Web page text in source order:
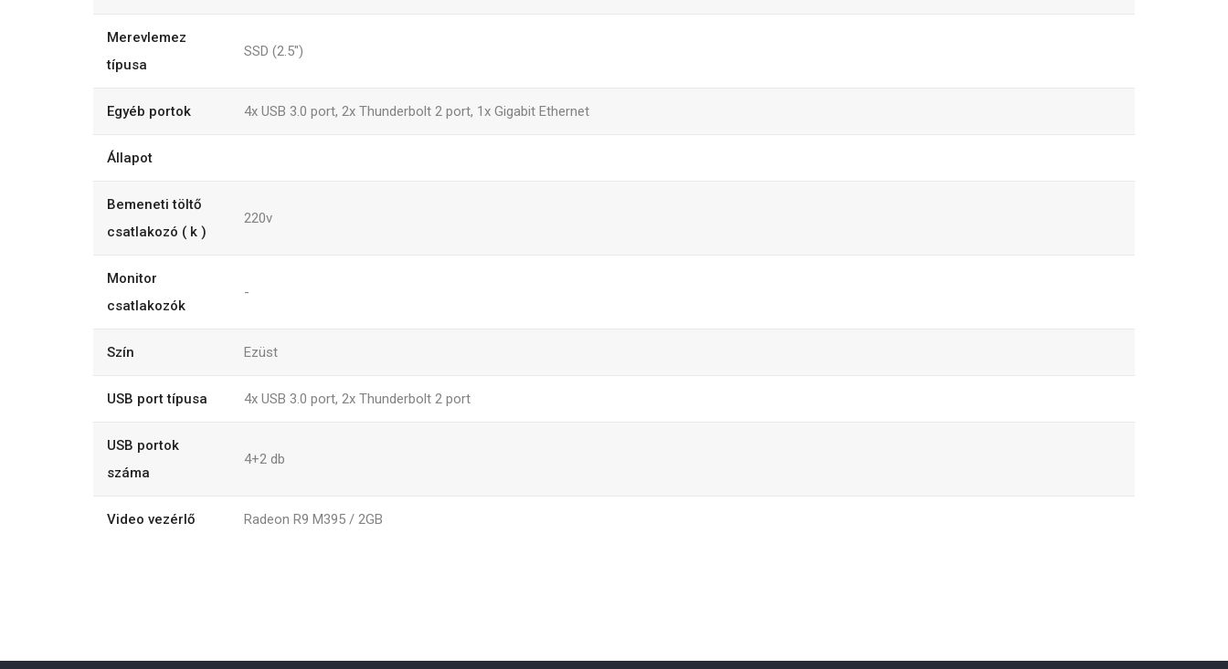
Merevlemez
típusa
SSD (2.5")
Egyéb portok 4x USB 3.0 port, 2x Thunderbolt 2 port, 1x Gigabit Ethernet
Állapot
Bemeneti töltő
csatlakozó ( k )
220v
Monitor
csatlakozók
-
Szín Ezüst
USB port típusa 4x USB 3.0 port, 2x Thunderbolt 2 port
USB portok
száma
4+2 db
Video vezérlő Radeon R9 M395 / 2GB